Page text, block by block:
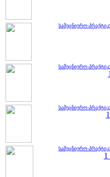
სამეცნიერო-
სამეცნიერო-
სამეცნიერო-
სამეცნიერო-
1